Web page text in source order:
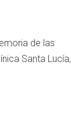
de las
Santa Lucía,